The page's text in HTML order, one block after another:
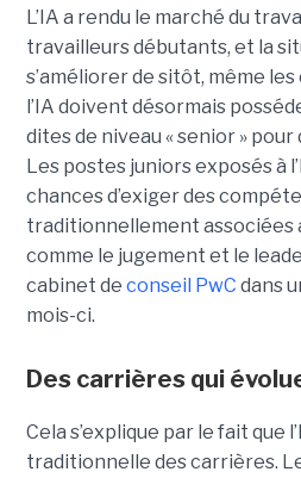
L’IA a rendu le marché du
travailleurs débutants, et la
s’améliorer de sitôt, même
l’IA doivent désormais
dites de niveau « senior »
Les postes juniors exposés à
chances d’exiger des
traditionnellement associées
comme le jugement et le
cabinet de conseil PwC dans
mois-ci.
Des carrières qui
Cela s’explique par le fait que
traditionnelle des carrières.